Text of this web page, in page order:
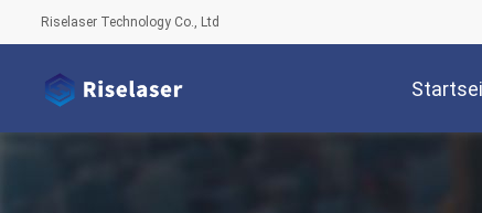
Riselaser Technology Co., Ltd